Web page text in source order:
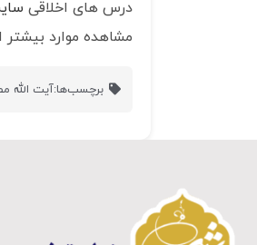
درس های اخلاقی
مشاهده موارد بیشتر
برچسب‌ها:آیت الله